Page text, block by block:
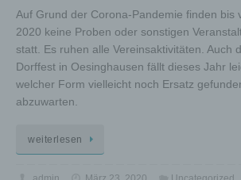
Auf Grund der Corona-Pandemie finden bis
2020 keine Proben oder sonstigen
statt. Es ruhen alle Vereinsaktivitäten. Auch
Dorffest in Oesinghausen fällt dieses Jahr
welcher Form vielleicht noch Ersatz
abzuwarten.
weiterlesen